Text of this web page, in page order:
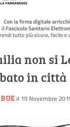
non si
in città
il 19 Novembre